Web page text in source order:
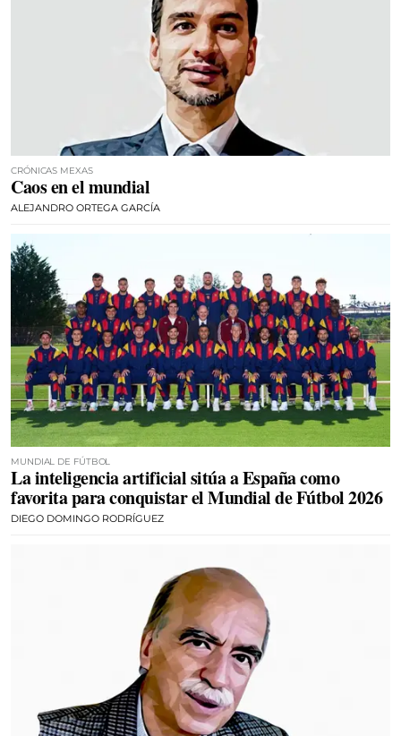
CRÓNICAS MEXAS
Caos en el mundial
ALEJANDRO ORTEGA GARCÍA
MUNDIAL DE FÚTBOL
La inteligencia artificial sitúa a España como
favorita para conquistar el Mundial de Fútbol 2026
DIEGO DOMINGO RODRÍGUEZ